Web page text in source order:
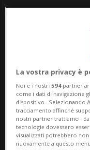
BERNA -
gli interessi dei
Consiglio
delle strutture
Non è
trattati in modo
La vostra privacy è
Noi e i nostri594 partner
come i dati di navigazione
dispositivo . Selezionando
tracciamento affinché
nostri partner trattiamo i
tecnologie dovessero
visualizzati potrebbero
nuovamente a questo